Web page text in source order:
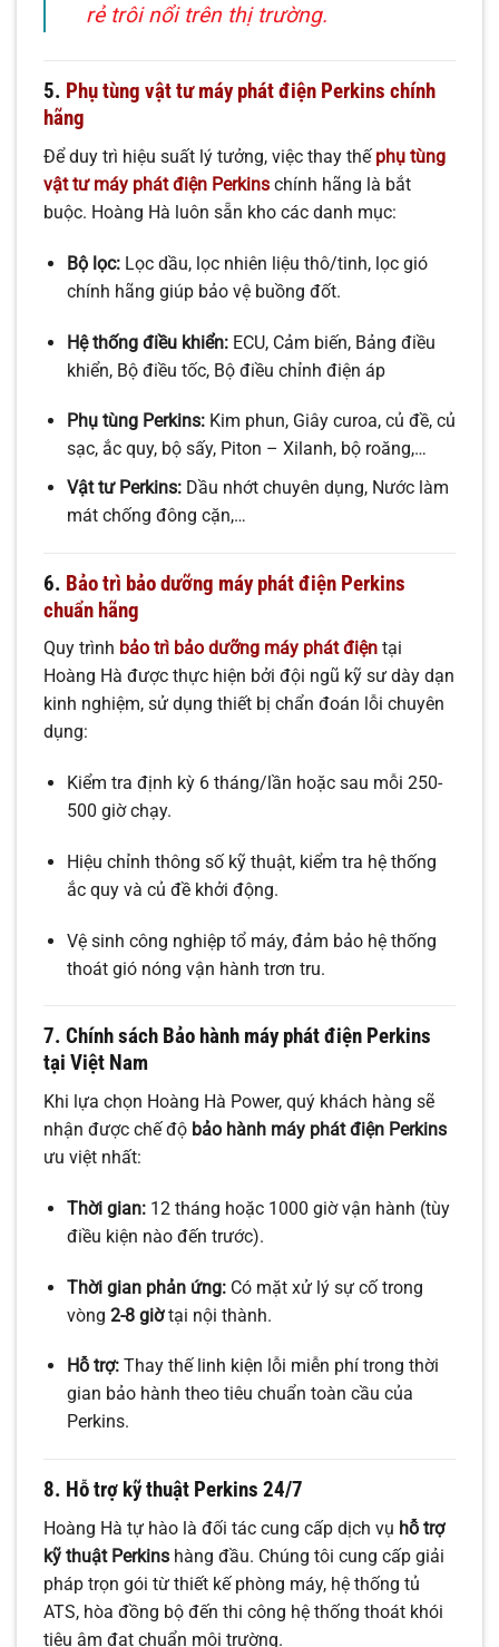
rẻ trôi nổi trên thị trường.
5. Phụ tùng vật tư máy phát điện Perkins chính
hãng
Để duy trì hiệu suất lý tưởng, việc thay thế phụ tùng
vật tư máy phát điện Perkins chính hãng là bắt
buộc. Hoàng Hà luôn sẵn kho các danh mục:
Bộ lọc:Lọc dầu, lọc nhiên liệu thô/tinh, lọc gió
chính hãng giúp bảo vệ buồng đốt.
Hệ thống điều khiển:ECU, Cảm biến, Bảng điều
khiển, Bộ điều tốc, Bộ điều chỉnh điện áp
Phụ tùng Perkins:Kim phun, Giây curoa, củ đề, củ
sạc, ắc quy, bộ sấy, Piton – Xilanh, bộ roăng,…
Vật tư Perkins:Dầu nhớt chuyên dụng, Nước làm
mát chống đông cặn,…
6. Bảo trì bảo dưỡng máy phát điện Perkins
chuẩn hãng
Quy trình bảo trì bảo dưỡng máy phát điện tại
Hoàng Hà được thực hiện bởi đội ngũ kỹ sư dày dạn
kinh nghiệm, sử dụng thiết bị chẩn đoán lỗi chuyên
dụng:
Kiểm tra định kỳ 6 tháng/lần hoặc sau mỗi 250-
500 giờ chạy.
Hiệu chỉnh thông số kỹ thuật, kiểm tra hệ thống
ắc quy và củ đề khởi động.
Vệ sinh công nghiệp tổ máy, đảm bảo hệ thống
thoát gió nóng vận hành trơn tru.
7. Chính sách Bảo hành máy phát điện Perkins
tại Việt Nam
Khi lựa chọn Hoàng Hà Power, quý khách hàng sẽ
nhận được chế độ bảo hành máy phát điện Perkins
ưu việt nhất:
Thời gian:12 tháng hoặc 1000 giờ vận hành (tùy
điều kiện nào đến trước).
Thời gian phản ứng:Có mặt xử lý sự cố trong
vòng 2-8 giờtại nội thành.
Hỗ trợ:Thay thế linh kiện lỗi miễn phí trong thời
gian bảo hành theo tiêu chuẩn toàn cầu của
Perkins.
8. Hỗ trợ kỹ thuật Perkins 24/7
Hoàng Hà tự hào là đối tác cung cấp dịch vụ hỗ trợ
kỹ thuật Perkins hàng đầu. Chúng tôi cung cấp giải
pháp trọn gói từ thiết kế phòng máy, hệ thống tủ
ATS, hòa đồng bộ đến thi công hệ thống thoát khói
tiêu âm đạt chuẩn môi trường.